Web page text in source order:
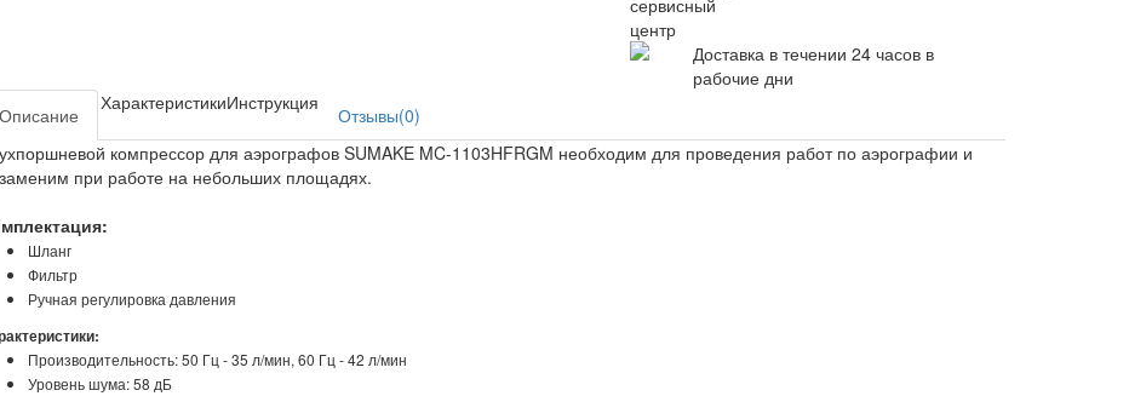
Доставка в течении 24 часов в
рабочие дни
Описание
ХарактеристикиИнструкция
Отзывы(0)
компрессор для аэрографов SUMAKE MC-1103HFRGM необходим для проведения работ по аэрографии и
при работе на небольших площадях.
Шланг
Фильтр
Ручная регулировка давления
Производительность: 50 Гц - 35 л/мин, 60 Гц - 42 л/мин
Уровень шума: 58 дБ